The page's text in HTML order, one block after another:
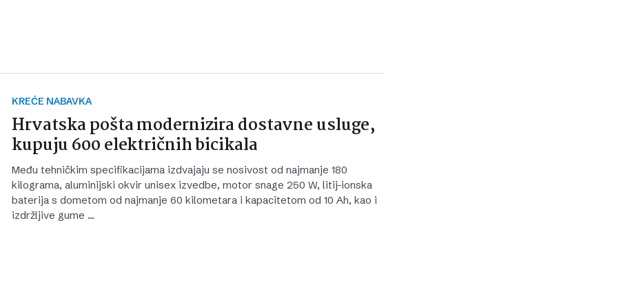
KREĆE NABAVKA
Hrvatska pošta modernizira dostavne usluge,
kupuju 600 električnih bicikala
Među tehničkim specifikacijama izdvajaju se nosivost od najmanje 180
kilograma, aluminijski okvir unisex izvedbe, motor snage 250 W, litij-ionska
baterija s dometom od najmanje 60 kilometara i kapacitetom od 10 Ah, kao i
izdržljive gume …